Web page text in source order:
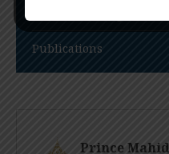
Publications
Prince